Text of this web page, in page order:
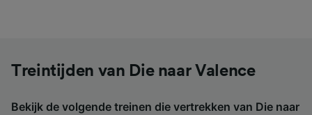
Treintijden van Die naar Valence
Bekijk de volgende treinen die vertrekken van Die naar